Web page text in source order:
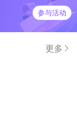
参与活动
更多